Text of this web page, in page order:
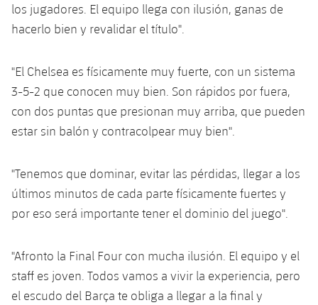
los jugadores. El equipo llega con ilusión, ganas de
hacerlo bien y revalidar el título".
"El Chelsea es físicamente muy fuerte, con un sistema
3-5-2 que conocen muy bien. Son rápidos por fuera,
con dos puntas que presionan muy arriba, que pueden
estar sin balón y contracolpear muy bien".
"Tenemos que dominar, evitar las pérdidas, llegar a los
últimos minutos de cada parte físicamente fuertes y
por eso será importante tener el dominio del juego".
"Afronto la Final Four con mucha ilusión. El equipo y el
staff es joven. Todos vamos a vivir la experiencia, pero
el escudo del Barça te obliga a llegar a la final y